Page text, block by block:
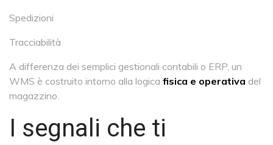
Spedizioni
Tracciabilità
A differenza dei semplici gestionali contabili o ERP, un
WMS è costruito intorno alla logica fisica e operativa del
magazzino.
I segnali che ti